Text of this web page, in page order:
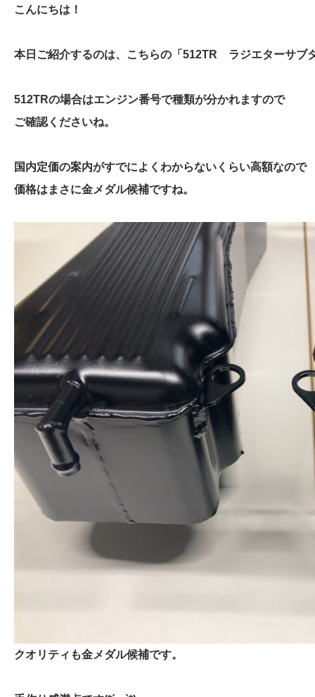
こんにちは！
本日ご紹介するのは、こちらの「512TR ラジエターサブ
512TRの場合はエンジン番号で種類が分かれますので
ご確認くださいね。
国内定価の案内がすでによくわからないくらい高額なので
価格はまさに金メダル候補ですね。
クオリティも金メダル候補です。